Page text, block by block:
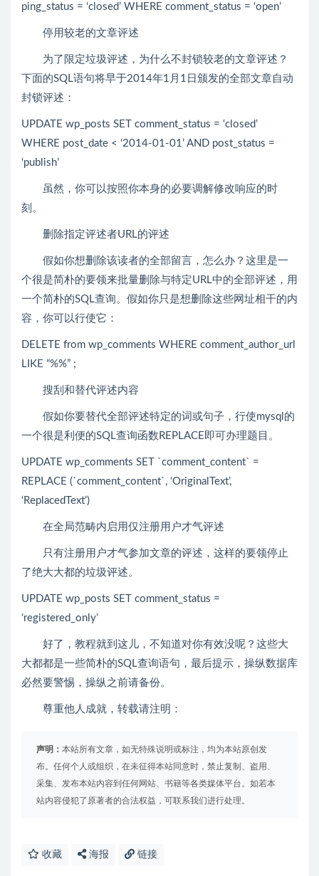
ping_status = ‘closed’ WHERE comment_status = ‘open’
停用较老的文章评述
为了限定垃圾评述，为什么不封锁较老的文章评述？
下面的SQL语句将早于2014年1月1日颁发的全部文章自动
封锁评述：
UPDATE wp_posts SET comment_status = ‘closed’
WHERE post_date < ‘2014-01-01’ AND post_status =
‘publish’
虽然，你可以按照你本身的必要调解修改响应的时
刻。
删除指定评述者URL的评述
假如你想删除该读者的全部留言，怎么办？这里是一
个很是简朴的要领来批量删除与特定URL中的全部评述，用
一个简朴的SQL查询。假如你只是想删除这些网址相干的内
容，你可以行使它：
DELETE from wp_comments WHERE comment_author_url
LIKE “%%” ;
搜刮和替代评述内容
假如你要替代全部评述特定的词或句子，行使mysql的
一个很是利便的SQL查询函数REPLACE即可办理题目。
UPDATE wp_comments SET `comment_content` =
REPLACE (`comment_content`, ‘OriginalText’,
‘ReplacedText’)
在全局范畴内启用仅注册用户才气评述
只有注册用户才气参加文章的评述，这样的要领停止
了绝大大都的垃圾评述。
UPDATE wp_posts SET comment_status =
‘registered_only’
好了，教程就到这儿，不知道对你有效没呢？这些大
大都都是一些简朴的SQL查询语句，最后提示，操纵数据库
必然要警惕，操纵之前请备份。
尊重他人成就，转载请注明：
声明： 本站所有文章，如无特殊说明或标注，均为本站原创发
布。任何个人或组织，在未征得本站同意时，禁止复制、盗用、
采集、发布本站内容到任何网站、书籍等各类媒体平台。如若本
站内容侵犯了原著者的合法权益，可联系我们进行处理。
收藏 海报 链接